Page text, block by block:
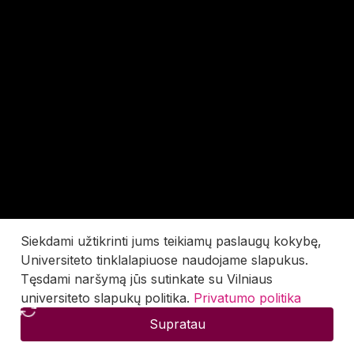
Siekdami užtikrinti jums teikiamų paslaugų kokybę,
Universiteto tinklalapiuose naudojame slapukus.
Tęsdami naršymą jūs sutinkate su Vilniaus
universiteto slapukų politika. Privatumo politika
Supratau